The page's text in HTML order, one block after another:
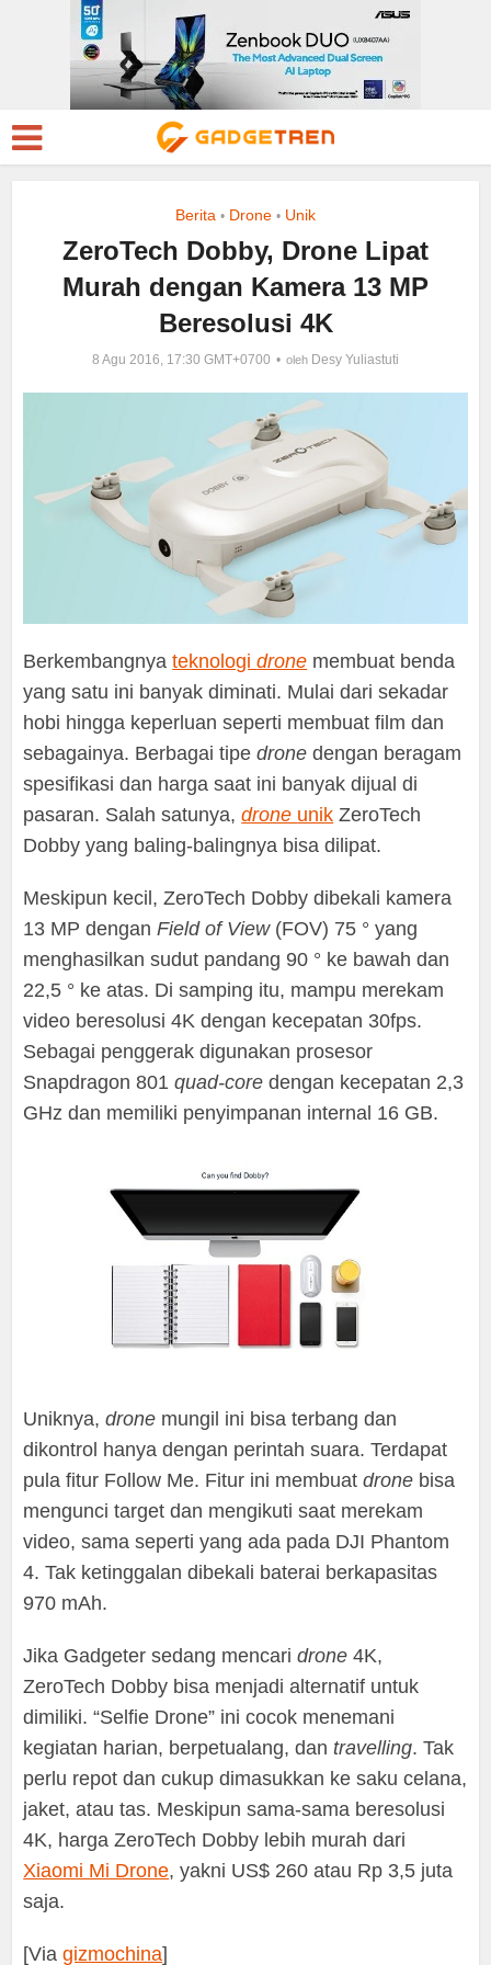
Berita • Drone • Unik
ZeroTech Dobby, Drone Lipat
Murah dengan Kamera 13 MP
Beresolusi 4K
8 Agu 2016, 17:30 GMT+0700 oleh Desy Yuliastuti
Berkembangnyateknologidrone membuat benda
yang satu ini banyak diminati. Mulai dari sekadar
hobi hingga keperluan seperti membuat film dan
sebagainya. Berbagai tipedrone dengan beragam
spesifikasi dan harga saat ini banyak dijual di
pasaran. Salah satunya,drone unik ZeroTech
Dobby yang baling-balingnya bisa dilipat.
Meskipun kecil, ZeroTech Dobby dibekali kamera
13 MP denganField of View(FOV) 75 ° yang
menghasilkan sudut pandang 90 ° ke bawah dan
22,5 ° ke atas. Di samping itu, mampu merekam
video beresolusi 4K dengan kecepatan 30fps.
Sebagai penggerak digunakan prosesor
Snapdragon 801quad-core dengan kecepatan 2,3
GHz dan memiliki penyimpanan internal 16 GB.
Uniknya,drone mungil ini bisa terbang dan
dikontrol hanya dengan perintah suara. Terdapat
pula fitur Follow Me. Fitur ini membuatdrone bisa
mengunci target dan mengikuti saat merekam
video, sama seperti yang ada pada DJI Phantom
4. Tak ketinggalan dibekali baterai berkapasitas
970 mAh.
Jika Gadgeter sedang mencaridrone4K,
ZeroTech Dobby bisa menjadi alternatif untuk
dimiliki. “Selfie Drone” ini cocok menemani
kegiatan harian, berpetualang, dantravelling. Tak
perlu repot dan cukup dimasukkan ke saku celana,
jaket, atau tas. Meskipun sama-sama beresolusi
4K, harga ZeroTech Dobby lebih murah dari
Xiaomi Mi Drone, yakni US$ 260 atau Rp 3,5 juta
saja.
[Viagizmochina]